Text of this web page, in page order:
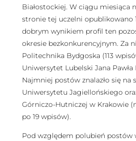
Białostockiej. W ciągu miesiąca
stronie tej uczelni opublikowano
dobrym wynikiem profil ten
okresie bezkonkurencyjnym. Za
Politechnika Bydgoska (113
Uniwersytet Lubelski Jana Pawła
Najmniej postów znalazło się na
Uniwersytetu Jagiellońskiego
Górniczo-Hutniczej w Krakowie
po 19 wpisów).
Pod względem polubień postów